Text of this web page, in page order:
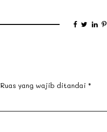
Ruas yang wajib ditandai *